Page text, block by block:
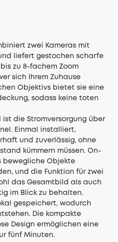
zwei Kameras mit
liefert gestochen scharfe
zu 8-fachem Zoom
sich Ihrem Zuhause
Objektivs bietet sie eine
sodass keine toten
die Stromversorgung über
Einmal installiert,
und zuverlässig, ohne
kümmern müssen. On-
bewegliche Objekte
und die Funktion für zwei
das Gesamtbild als auch
im Blick zu behalten.
gespeichert, wodurch
Die kompakte
Design ermöglichen eine
fünf Minuten.